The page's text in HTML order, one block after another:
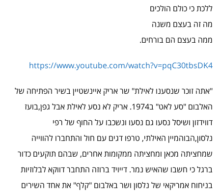
ללכת כי כולם הולכים
מה זה בעצם משנה
ממה בעצם הם בורחים.
https://www.youtube.com/watch?v=pqC30tbsDK4
"אתה זוכר שנסענו לאילת" שר אריק איינשטיין בשיר הפתיחה של
האלבום "סע לאט" ב1974. אריק לא נסע לאילת אבל גפן,בועז
דווידזון ושיסל נסעו גם נסעו ונשכבו על החוף של רפי
נלסון,הבוהמיין האילתי, טרפו דגים עם חול והתחברו להווייה
שמחציתה מכאן ומחציתה ממקומות אחרים, שבהם תוקעים כדור
ברגל כי חשבו שהאיש נמר. דייויד ברוזה התחבר דווקא לבלוזיות
בניחוח אמריקאי של נלסון ושר באלבום "קלף" את אחד השירים